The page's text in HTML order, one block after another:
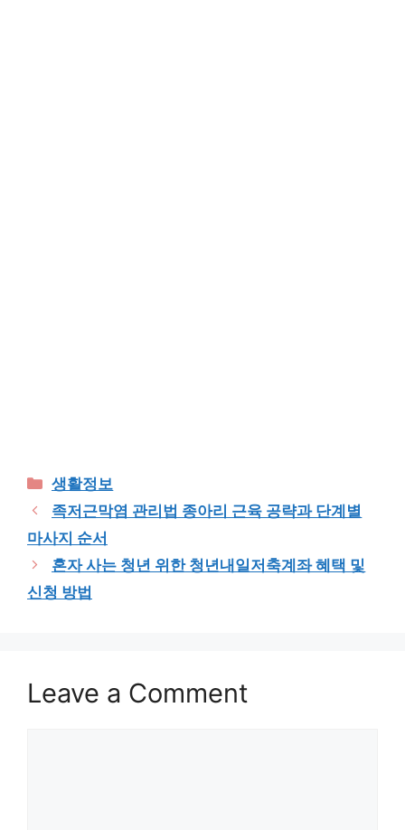
Categories
생활정보
족저근막염 관리법 종아리 근육 공략과 단계별
마사지 순서
혼자 사는 청년 위한 청년내일저축계좌 혜택 및
신청 방법
Leave a Comment